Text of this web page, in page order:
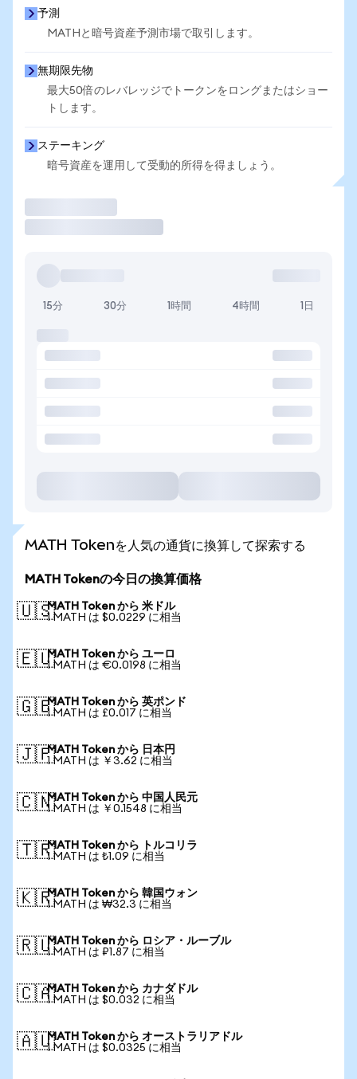
予測
MATHと暗号資産予測市場で取引します。
無期限先物
最大50倍のレバレッジでトークンをロングまたはショー
トします。
ステーキング
暗号資産を運用して受動的所得を得ましょう。
15分 30分 1時間 4時間 1日
MATH Tokenを人気の通貨に換算して探索する
MATH Tokenの今日の換算価格
🇺🇸MATH Token から 米ドル
1 MATH は $0.0229 に相当
🇪🇺MATH Token から ユーロ
1 MATH は €0.0198 に相当
🇬🇧MATH Token から 英ポンド
1 MATH は £0.017 に相当
🇯🇵MATH Token から 日本円
1 MATH は ￥3.62 に相当
🇨🇳MATH Token から 中国人民元
1 MATH は ￥0.1548 に相当
🇹🇷MATH Token から トルコリラ
1 MATH は ₺1.09 に相当
🇰🇷MATH Token から 韓国ウォン
1 MATH は ₩32.3 に相当
🇷🇺MATH Token から ロシア・ルーブル
1 MATH は ₽1.87 に相当
🇨🇦MATH Token から カナダドル
1 MATH は $0.032 に相当
🇦🇺MATH Token から オーストラリアドル
1 MATH は $0.0325 に相当